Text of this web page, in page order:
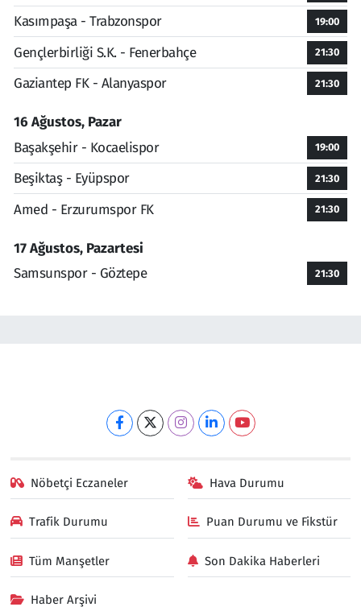
Kasımpaşa - Trabzonspor 19:00
Gençlerbirliği S.K. - Fenerbahçe 21:30
Gaziantep FK - Alanyaspor 21:30
16 Ağustos, Pazar
Başakşehir - Kocaelispor
19:00
Beşiktaş - Eyüpspor 21:30
Amed - Erzurumspor FK 21:30
17 Ağustos, Pazartesi
Samsunspor - Göztepe
21:30
Nöbetçi Eczaneler Hava Durumu
Trafik Durumu Puan Durumu ve Fikstür
Tüm Manşetler Son Dakika Haberleri
Haber Arşivi